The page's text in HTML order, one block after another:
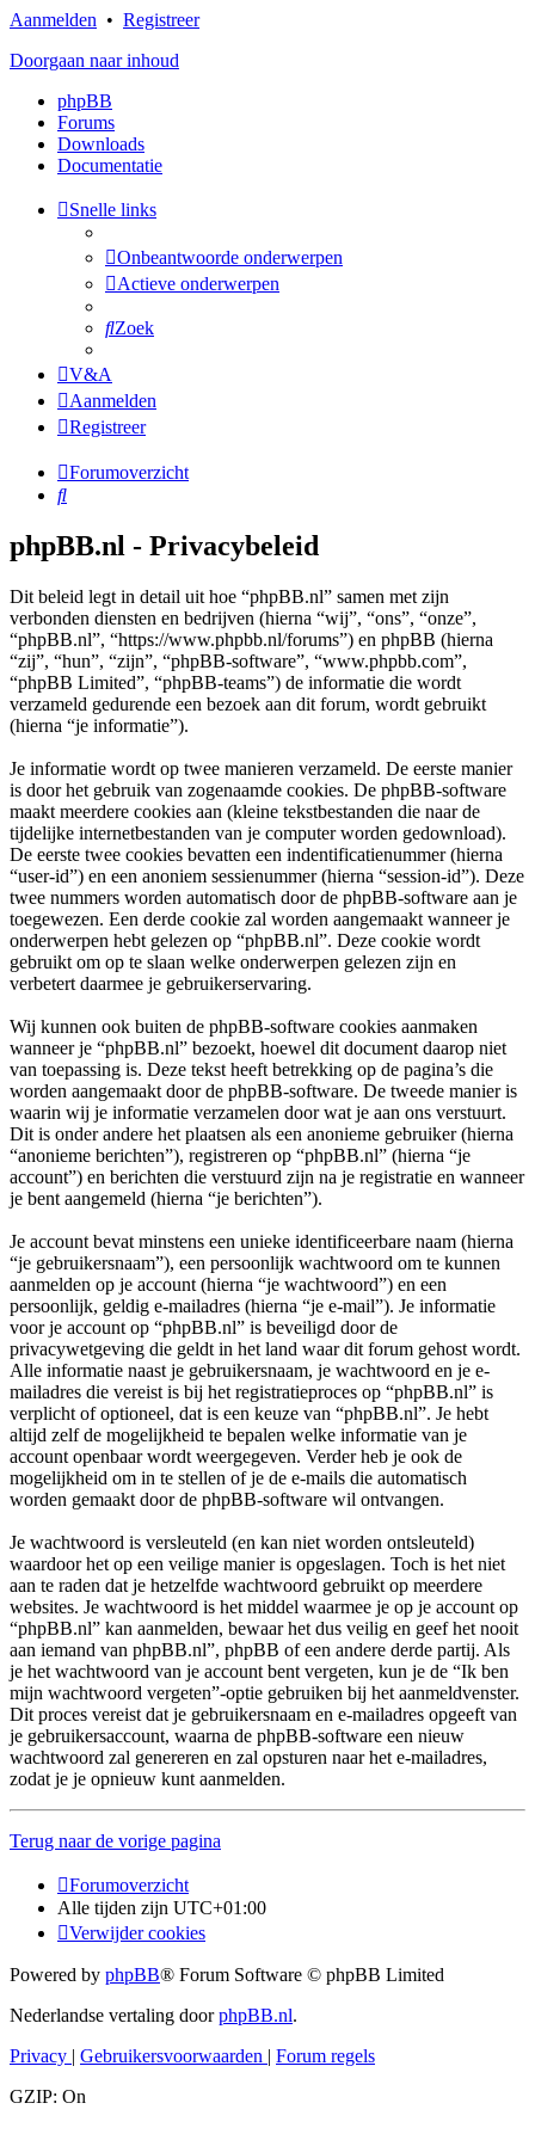
Aanmelden • Registreer
Doorgaan naar inhoud
phpBB
Forums
Downloads
Documentatie
Snelle links
Onbeantwoorde onderwerpen
Actieve onderwerpen
Zoek
V&A
Aanmelden
Registreer
Forumoverzicht
Zoek
phpBB.nl - Privacybeleid
Dit beleid legt in detail uit hoe “phpBB.nl” samen met zijn
verbonden diensten en bedrijven (hierna “wij”, “ons”, “onze”,
“phpBB.nl”, “https://www.phpbb.nl/forums”) en phpBB (hierna
“zij”, “hun”, “zijn”, “phpBB-software”, “www.phpbb.com”,
“phpBB Limited”, “phpBB-teams”) de informatie die wordt
verzameld gedurende een bezoek aan dit forum, wordt gebruikt
(hierna “je informatie”).
Je informatie wordt op twee manieren verzameld. De eerste manier
is door het gebruik van zogenaamde cookies. De phpBB-software
maakt meerdere cookies aan (kleine tekstbestanden die naar de
tijdelijke internetbestanden van je computer worden gedownload).
De eerste twee cookies bevatten een indentificatienummer (hierna
“user-id”) en een anoniem sessienummer (hierna “session-id”). Deze
twee nummers worden automatisch door de phpBB-software aan je
toegewezen. Een derde cookie zal worden aangemaakt wanneer je
onderwerpen hebt gelezen op “phpBB.nl”. Deze cookie wordt
gebruikt om op te slaan welke onderwerpen gelezen zijn en
verbetert daarmee je gebruikerservaring.
Wij kunnen ook buiten de phpBB-software cookies aanmaken
wanneer je “phpBB.nl” bezoekt, hoewel dit document daarop niet
van toepassing is. Deze tekst heeft betrekking op de pagina’s die
worden aangemaakt door de phpBB-software. De tweede manier is
waarin wij je informatie verzamelen door wat je aan ons verstuurt.
Dit is onder andere het plaatsen als een anonieme gebruiker (hierna
“anonieme berichten”), registreren op “phpBB.nl” (hierna “je
account”) en berichten die verstuurd zijn na je registratie en wanneer
je bent aangemeld (hierna “je berichten”).
Je account bevat minstens een unieke identificeerbare naam (hierna
“je gebruikersnaam”), een persoonlijk wachtwoord om te kunnen
aanmelden op je account (hierna “je wachtwoord”) en een
persoonlijk, geldig e-mailadres (hierna “je e-mail”). Je informatie
voor je account op “phpBB.nl” is beveiligd door de
privacywetgeving die geldt in het land waar dit forum gehost wordt.
Alle informatie naast je gebruikersnaam, je wachtwoord en je e-
mailadres die vereist is bij het registratieproces op “phpBB.nl” is
verplicht of optioneel, dat is een keuze van “phpBB.nl”. Je hebt
altijd zelf de mogelijkheid te bepalen welke informatie van je
account openbaar wordt weergegeven. Verder heb je ook de
mogelijkheid om in te stellen of je de e-mails die automatisch
worden gemaakt door de phpBB-software wil ontvangen.
Je wachtwoord is versleuteld (en kan niet worden ontsleuteld)
waardoor het op een veilige manier is opgeslagen. Toch is het niet
aan te raden dat je hetzelfde wachtwoord gebruikt op meerdere
websites. Je wachtwoord is het middel waarmee je op je account op
“phpBB.nl” kan aanmelden, bewaar het dus veilig en geef het nooit
aan iemand van phpBB.nl”, phpBB of een andere derde partij. Als
je het wachtwoord van je account bent vergeten, kun je de “Ik ben
mijn wachtwoord vergeten”-optie gebruiken bij het aanmeldvenster.
Dit proces vereist dat je gebruikersnaam en e-mailadres opgeeft van
je gebruikersaccount, waarna de phpBB-software een nieuw
wachtwoord zal genereren en zal opsturen naar het e-mailadres,
zodat je je opnieuw kunt aanmelden.
Terug naar de vorige pagina
Forumoverzicht
Alle tijden zijn UTC+01:00
Verwijder cookies
Powered by phpBB® Forum Software © phpBB Limited
Nederlandse vertaling doorphpBB.nl.
Privacy | Gebruikersvoorwaarden | Forum regels
GZIP: On